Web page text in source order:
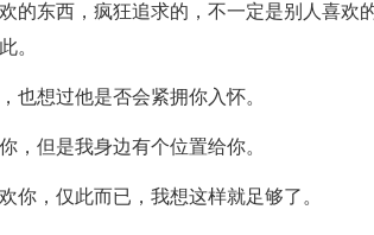
的东西，疯狂追求的，不一定是别人喜欢
。
也想过他是否会紧拥你入怀。
，但是我身边有个位置给你。
你，仅此而已，我想这样就足够了。